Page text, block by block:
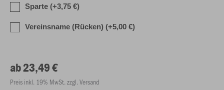
Sparte (+3,75 €)
Vereinsname (Rücken) (+5,00 €)
ab 23,49 €
Preis inkl. 19% MwSt. zzgl. Versand